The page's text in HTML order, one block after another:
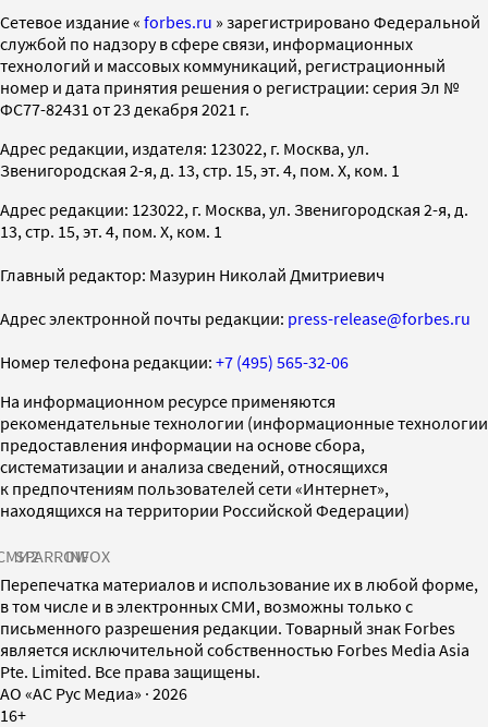
Cетевое издание « forbes.ru » зарегистрировано Федеральной
службой по надзору в сфере связи, информационных
технологий и массовых коммуникаций, регистрационный
номер и дата принятия решения о регистрации: серия Эл №
ФС77-82431 от 23 декабря 2021 г.
Адрес редакции, издателя: 123022, г. Москва, ул.
Звенигородская 2-я, д. 13, стр. 15, эт. 4, пом. X, ком. 1
Адрес редакции: 123022, г. Москва, ул. Звенигородская 2-я, д.
13, стр. 15, эт. 4, пом. X, ком. 1
Главный редактор: Мазурин Николай Дмитриевич
Адрес электронной почты редакции: press-release@forbes.ru
Номер телефона редакции: +7 (495) 565-32-06
На информационном ресурсе применяются
рекомендательные технологии (информационные технологии
предоставления информации на основе сбора,
систематизации и анализа сведений, относящихся
к предпочтениям пользователей сети «Интернет»,
находящихся на территории Российской Федерации)
SPARROWINFOX
Перепечатка материалов и использование их в любой форме,
в том числе и в электронных СМИ, возможны только с
письменного разрешения редакции. Товарный знак Forbes
является исключительной собственностью Forbes Media Asia
Pte. Limited. Все права защищены.
AO «АС Рус Медиа» · 2026
16+